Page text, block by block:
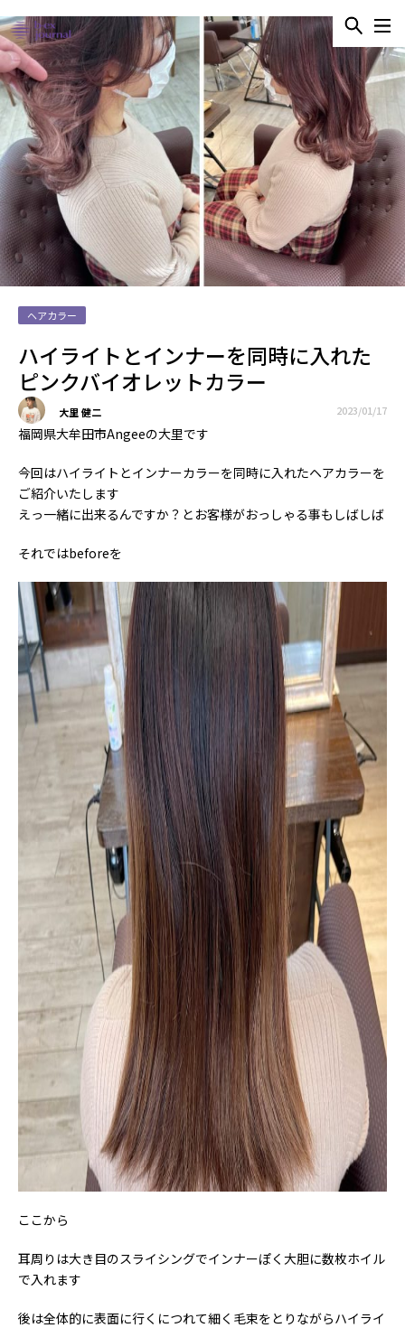
ヘアカラー
ハイライトとインナーを同時に入れた
ピンクバイオレットカラー
大里 健二 2023/01/17
福岡県大牟田市Angeeの大里です
今回はハイライトとインナーカラーを同時に入れたヘアカラーを
ご紹介いたします
えっ一緒に出来るんですか？とお客様がおっしゃる事もしばしば
それではbeforeを
ここから
耳周りは大き目のスライシングでインナーぽく大胆に数枚ホイル
で入れます
後は全体的に表面に行くにつれて細く毛束をとりながらハイライ